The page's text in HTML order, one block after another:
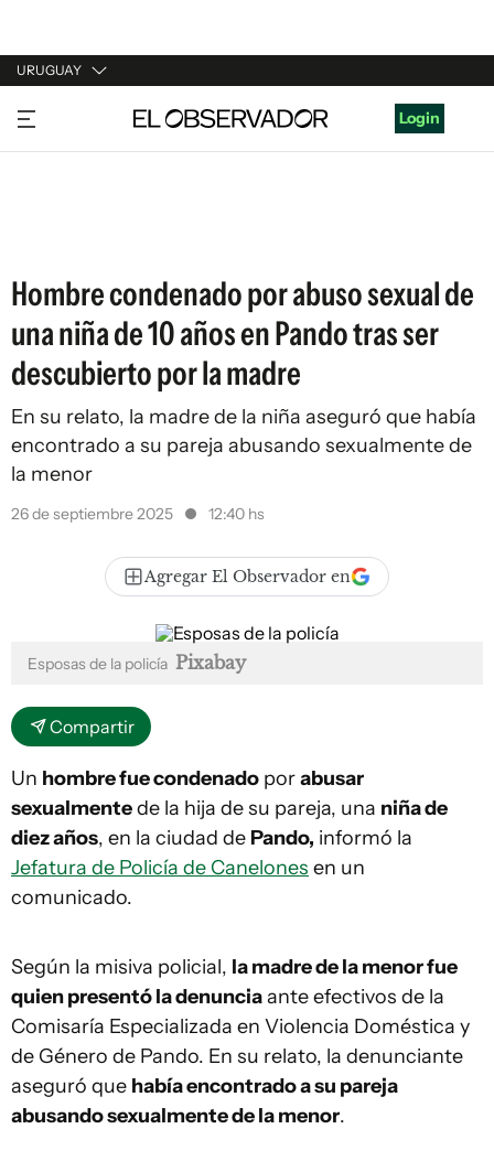
URUGUAY
URUGUAY
ARGENTINA
Login
Hombre condenado por abuso sexual de
una niña de 10 años en Pando tras ser
descubierto por la madre
En su relato, la madre de la niña aseguró que había
encontrado a su pareja abusando sexualmente de
la menor
26 de septiembre 2025 12:40 hs
Agregar El Observador en
Esposas de la policía Pixabay
Compartir
Un hombre fue condenado porabusar
sexualmentede la hija de su pareja, una niña de
diez años, en la ciudad de Pando, informó la
Jefatura de Policía de Canelones en un
comunicado.
Según la misiva policial, la madre de la menor fue
quien presentó la denunciaante efectivos de la
Comisaría Especializada en Violencia Doméstica y
de Género de Pando. En su relato, la denunciante
aseguró que había encontrado a su pareja
abusando sexualmente de la menor.